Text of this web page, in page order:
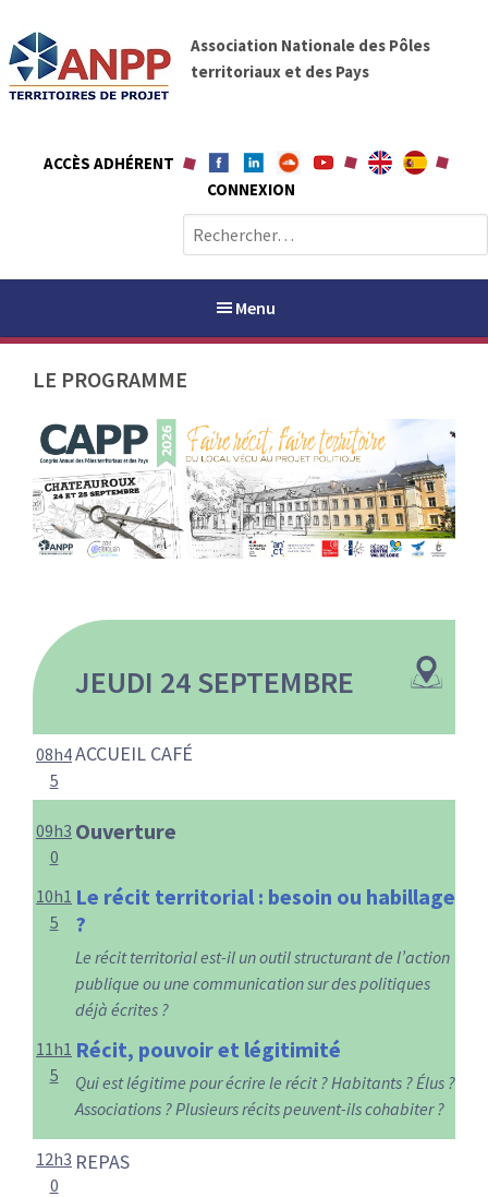
t
A
N
P
P
Association Nationale des Pôles
territoriaux et des Pays
ACCÈS ADHÉRENT
CONNEXION
e
c
c
e
r
Menu
ANPP
RENCONTRES
EUROPE
LE PROGRAMME
JEUDI 24 SEPTEMBRE
08h4
5
ACCUEIL CAFÉ
09h3
0
Ouverture
10h1
5
Le récit territorial : besoin ou habillage
?
Le récit territorial est-il un outil structurant de l’action
publique ou une communication sur des politiques
déjà écrites ?
11h1
5
Récit, pouvoir et légitimité
Qui est légitime pour écrire le récit ? Habitants ? Élus ?
Associations ? Plusieurs récits peuvent-ils cohabiter ?
12h3
0
REPAS